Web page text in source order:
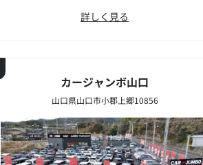
詳しく見る
カージャンボ山口
山口県山口市小郡上郷10856